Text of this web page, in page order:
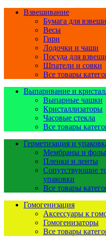
Взвешивание
Бумага для
Весы
Гири
Лодочки и чаши
Посуда для
Шпатели и совки
Все товары
Выпаривание и
Выпарные чашки
Кристаллизаторы
Часовые стекла
Все товары
Герметизация и
Мембраны и
Пленки и ленты
Сопутствующие
упаковки
Все товары
Гомогенизация
Аксессуары к
Гомогенизаторы
Все товары